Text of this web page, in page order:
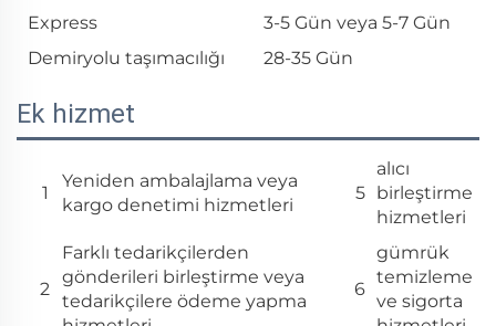
Express
3-5 Gün veya 5-7 Gün
Demiryolu taşımacılığı
28-35 Gün
Ek hizmet
1
Yeniden ambalajlama veya
kargo denetimi hizmetleri
5
alıcı
birleştirme
hizmetleri
2
Farklı tedarikçilerden
gönderileri birleştirme veya
tedarikçilere ödeme yapma
6
gümrük
temizleme
ve sigorta